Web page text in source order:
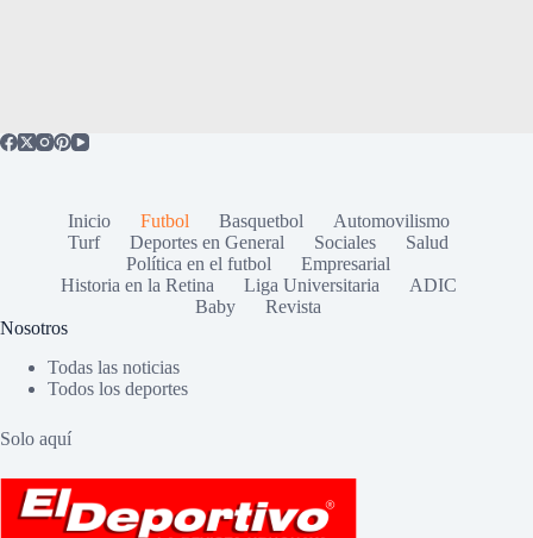
Inicio Futbol Basquetbol
Automovilismo
Turf
Deportes en General Sociales
Salud
Política en el futbol
Empresarial
Historia en la Retina
Liga Universitaria
ADIC
Baby
Revista
Nosotros
Todas las noticias
Todos los deportes
Solo aquí